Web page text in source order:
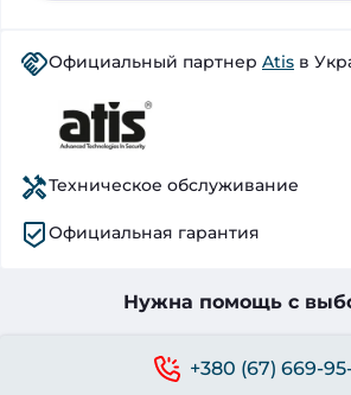
Официальный партнер Atis в
Техническое обслуживание
Официальная гарантия
Нужна помощь с
+380 (67) 669-